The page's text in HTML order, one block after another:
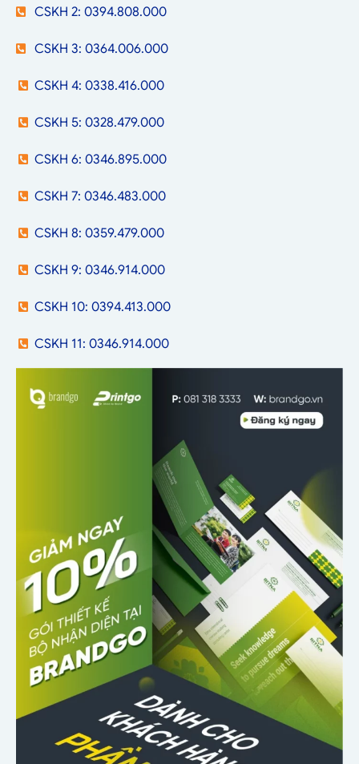
CSKH 2: 0394.808.000
CSKH 3: 0364.006.000
CSKH 4: 0338.416.000
CSKH 5: 0328.479.000
CSKH 6: 0346.895.000
CSKH 7: 0346.483.000
CSKH 8: 0359.479.000
CSKH 9: 0346.914.000
CSKH 10: 0394.413.000
CSKH 11: 0346.914.000